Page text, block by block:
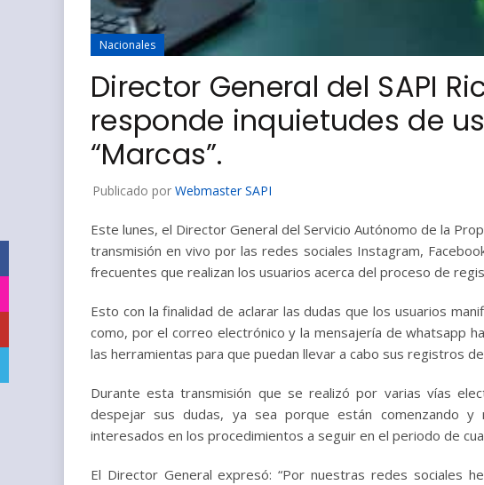
Nacionales
Director General del SAPI
responde inquietudes de
“Marcas”.
Publicado por Webmaster SAPI
Este lunes, el Director General del Servicio Autónomo de la
transmisión en vivo por las redes sociales Instagram,
frecuentes que realizan los usuarios acerca del proceso de
Esto con la finalidad de aclarar las dudas que los usuarios
como, por el correo electrónico y la mensajería de whatsapp
las herramientas para que puedan llevar a cabo sus registros
Durante esta transmisión que se realizó por varias vías
despejar sus dudas, ya sea porque están comenzando
interesados en los procedimientos a seguir en el periodo de
El Director General expresó: “Por nuestras redes sociales